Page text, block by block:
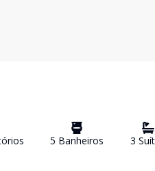
s 5 Banheiros 3